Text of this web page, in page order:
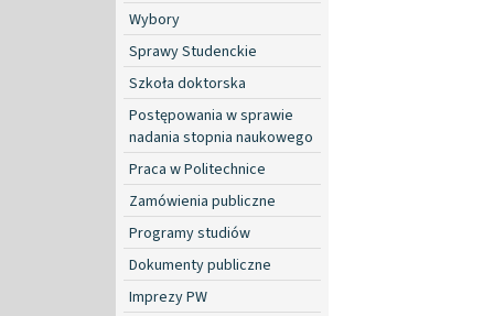
Wybory
Sprawy Studenckie
Szkoła doktorska
Postępowania w sprawie
nadania stopnia naukowego
Praca w Politechnice
Zamówienia publiczne
Programy studiów
Dokumenty publiczne
Imprezy PW